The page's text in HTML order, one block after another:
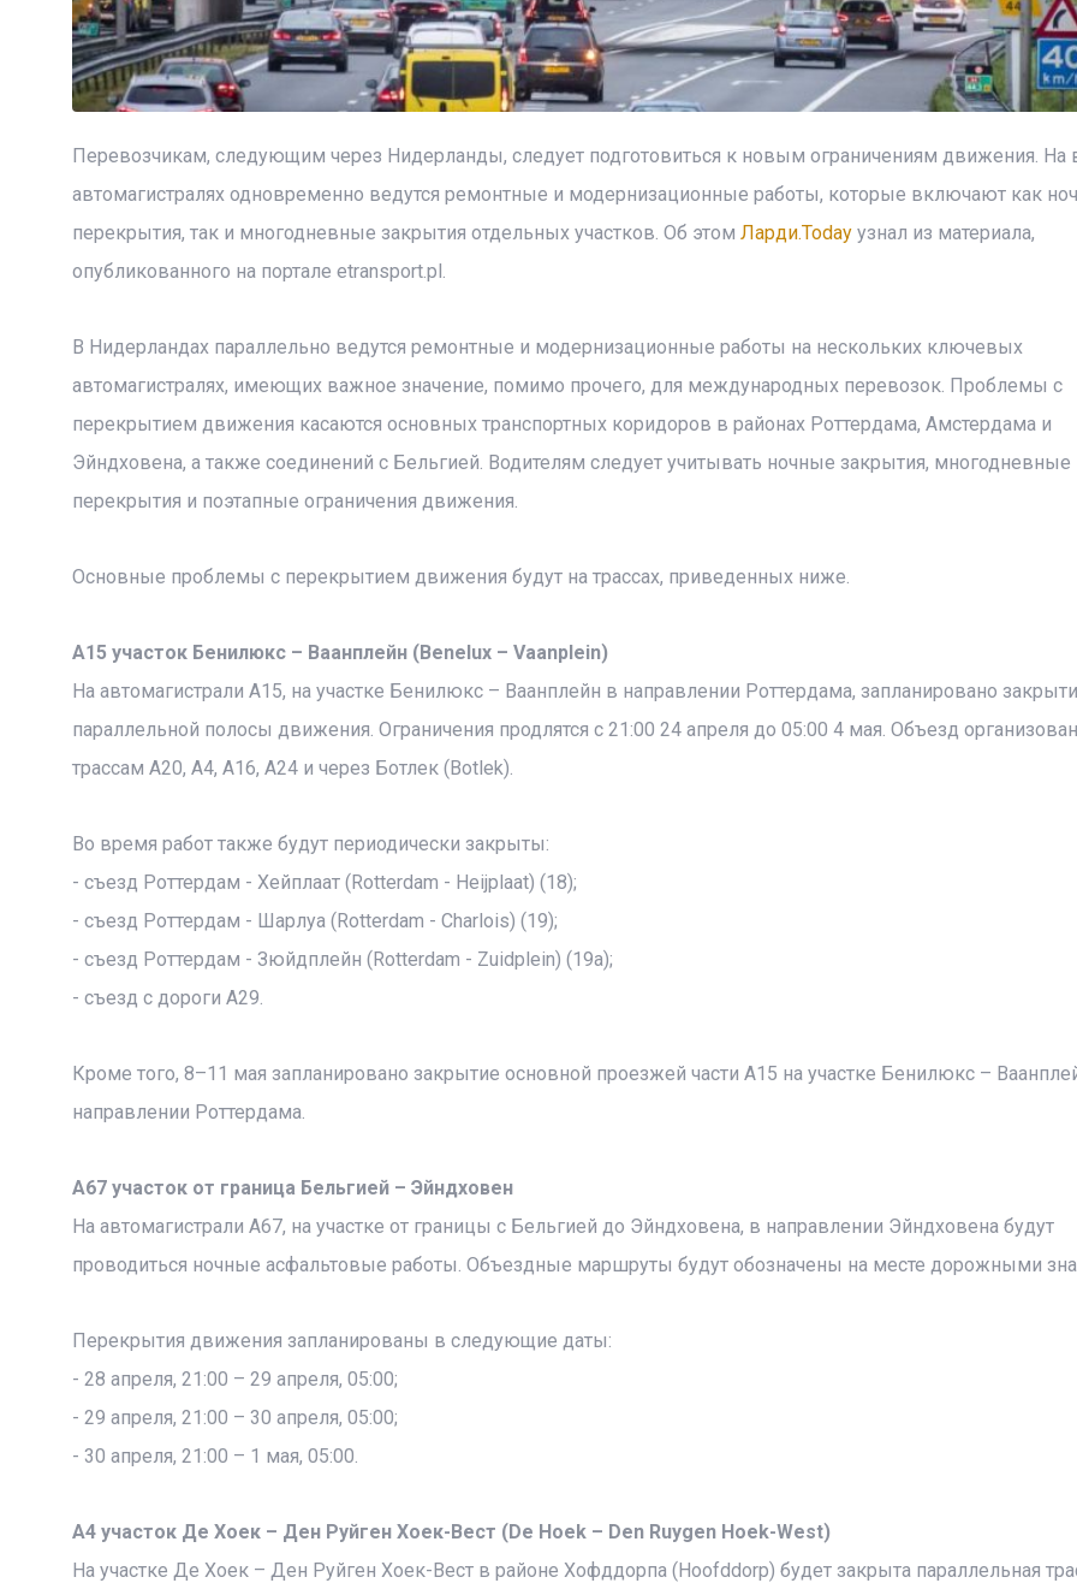
Перевозчикам, следующим через Нидерланды, следует подготовиться к новым ограничениям движения.
автомагистралях одновременно ведутся ремонтные и модернизационные работы, которые включают как
перекрытия, так и многодневные закрытия отдельных участков. Об этом Ларди.Todayузнал из материала,
опубликованного на портале etransport.pl.
В Нидерландах параллельно ведутся ремонтные и модернизационные работы на нескольких ключевых
автомагистралях, имеющих важное значение, помимо прочего, для международных перевозок. Проблемы с
перекрытием движения касаются основных транспортных коридоров в районах Роттердама, Амстердама и
Эйндховена, а также соединений с Бельгией. Водителям следует учитывать ночные закрытия, многодневные
перекрытия и поэтапные ограничения движения.
Основные проблемы с перекрытием движения будут на трассах, приведенных ниже.
A15 участок Бенилюкс – Ваанплейн (Benelux – Vaanplein)
На автомагистрали A15, на участке Бенилюкс – Ваанплейн в направлении Роттердама, запланировано
параллельной полосы движения. Ограничения продлятся с 21:00 24 апреля до 05:00 4 мая. Объезд
трассам A20, A4, A16, A24 и через Ботлек (Botlek).
Во время работ также будут периодически закрыты:
- съезд Роттердам - Хейплаат (Rotterdam - Heijplaat) (18);
- съезд Роттердам - Шарлуа (Rotterdam - Charlois) (19);
- съезд Роттердам - Зюйдплейн (Rotterdam - Zuidplein) (19a);
- съезд с дороги A29.
Кроме того, 8–11 мая запланировано закрытие основной проезжей части A15 на участке Бенилюкс –
направлении Роттердама.
A67 участок от граница Бельгией – Эйндховен
На автомагистрали A67, на участке от границы с Бельгией до Эйндховена, в направлении Эйндховена будут
проводиться ночные асфальтовые работы. Объездные маршруты будут обозначены на месте дорожными
Перекрытия движения запланированы в следующие даты:
- 28 апреля, 21:00 – 29 апреля, 05:00;
- 29 апреля, 21:00 – 30 апреля, 05:00;
- 30 апреля, 21:00 – 1 мая, 05:00.
A4 участок Де Хоек – Ден Руйген Хоек-Вест (De Hoek – Den Ruygen Hoek-West)
На участке Де Хоек – Ден Руйген Хоек-Вест в районе Хофддорпа (Hoofddorp) будет закрыта параллельная